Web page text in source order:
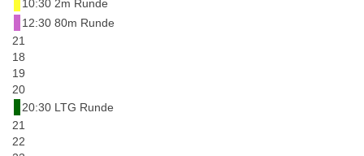
10:30 2m Runde
12:30 80m Runde
21
18
19
20
20:30 LTG Runde
21
22